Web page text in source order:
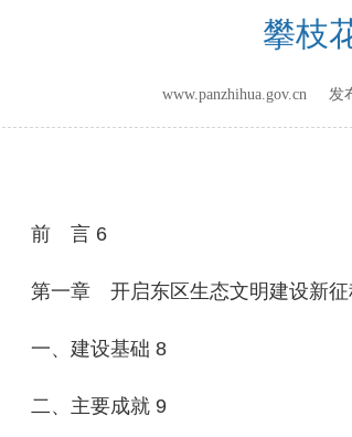
攀枝
www.panzhihua.gov.cn 发
前 言 6
第一章 开启东区生态文明建设新征
一、建设基础 8
二、主要成就 9